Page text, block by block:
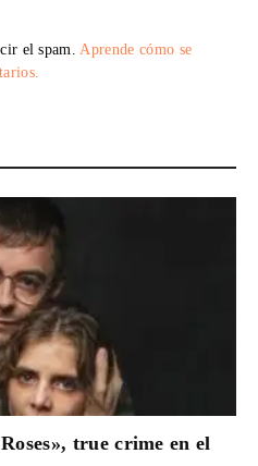
el spam. Aprende cómo se
true crime en el